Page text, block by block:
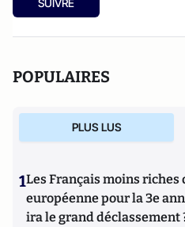
SUIVRE
POPULAIRES
PLUS LUS
1Les Français moins riches
européenne pour la 3e
ira le grand déclassement